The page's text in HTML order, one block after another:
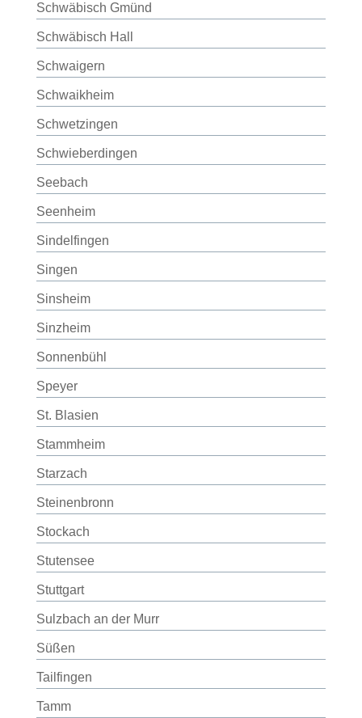
Schwäbisch Gmünd
Schwäbisch Hall
Schwaigern
Schwaikheim
Schwetzingen
Schwieberdingen
Seebach
Seenheim
Sindelfingen
Singen
Sinsheim
Sinzheim
Sonnenbühl
Speyer
St. Blasien
Stammheim
Starzach
Steinenbronn
Stockach
Stutensee
Stuttgart
Sulzbach an der Murr
Süßen
Tailfingen
Tamm